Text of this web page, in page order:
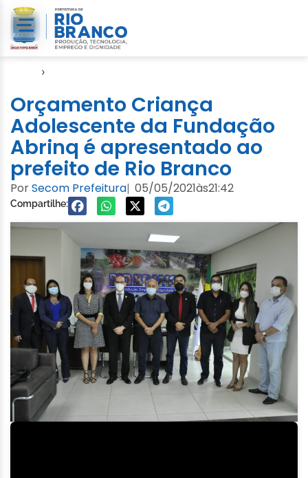
›
Orçamento Criança
Adolescente da Fundação
Abrinq é apresentado ao
prefeito de Rio Branco
PorSecom Prefeitura| 05/05/2021às21:42
Compartilhe: